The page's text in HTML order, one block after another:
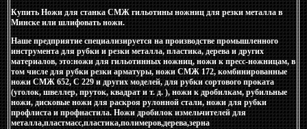
Купить Ножи для станка СМЖ гильотины ножниц для резки металла в
Минске или шлифовать ножи.
Наше предприятие специализируется на производстве промышленного
инструмента для рубки и резки металла, пластика, дерева и других
материалов, это:ножи для гильотинных ножниц, ножи к пресс-ножницам, в
том числе для рубки резки арматуры, ножи СМЖ 172, комбинированные
ножи СМЖ 652, С 229 и других моделей, для рубки сортового проката
(уголок, швеллер, пруток, квадрат и т. д. ), ножи к дробилкам, рубильные
ножи, дисковые ножи для раскроя рулонной стали, ножи для рубки
профлиста и профнастила. Ножи дробилок измельчителей для
металла,пластмасс,пластика,полимеров,дерева,зерна